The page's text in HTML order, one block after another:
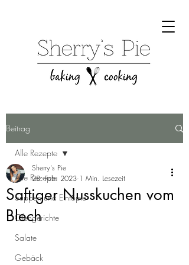
Beitrag
Alle Rezepte
Suppen und Eintöpfe
Ofengerichte
Salate
Gebäck
Alle Rezepte
Saftiger Nusskuchen vom
Blech
Sherry's Pie
28. Feb. 2023 1 Min. Lesezeit